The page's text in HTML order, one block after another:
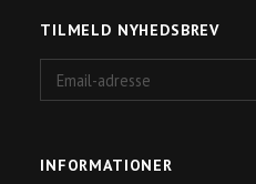
TILMELD NYHEDSBREV
adresse
INFORMATIONER